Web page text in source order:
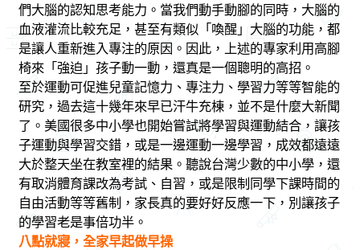
們大腦的認知思考能力。當我們動手動腳的同時，大腦的
血液灌流比較充足，甚至有類似「喚醒」大腦的功能，都
是讓人重新進入專注的原因。因此，上述的專家利用高腳
椅來「強迫」孩子動一動，還真是一個聰明的高招。
至於運動可促進兒童記憶力、專注力、學習力等等智能的
研究，過去這十幾年來早已汗牛充棟，並不是什麼大新聞
了。美國很多中小學也開始嘗試將學習與運動結合，讓孩
子運動與學習交錯，或是一邊運動一邊學習，成效都遠遠
大於整天坐在教室裡的結果。聽說台灣少數的中小學，還
有取消體育課改為考試、自習，或是限制同學下課時間的
自由活動等等舊制，家長真的要好好反應一下，別讓孩子
的學習老是事倍功半。
八點就寢，全家早起做早操